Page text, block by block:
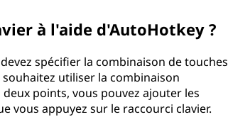
à l'aide d'AutoHotkey ?
spécifier la combinaison de touches
utiliser la combinaison
points, vous pouvez ajouter les
vous appuyez sur le raccourci clavier.